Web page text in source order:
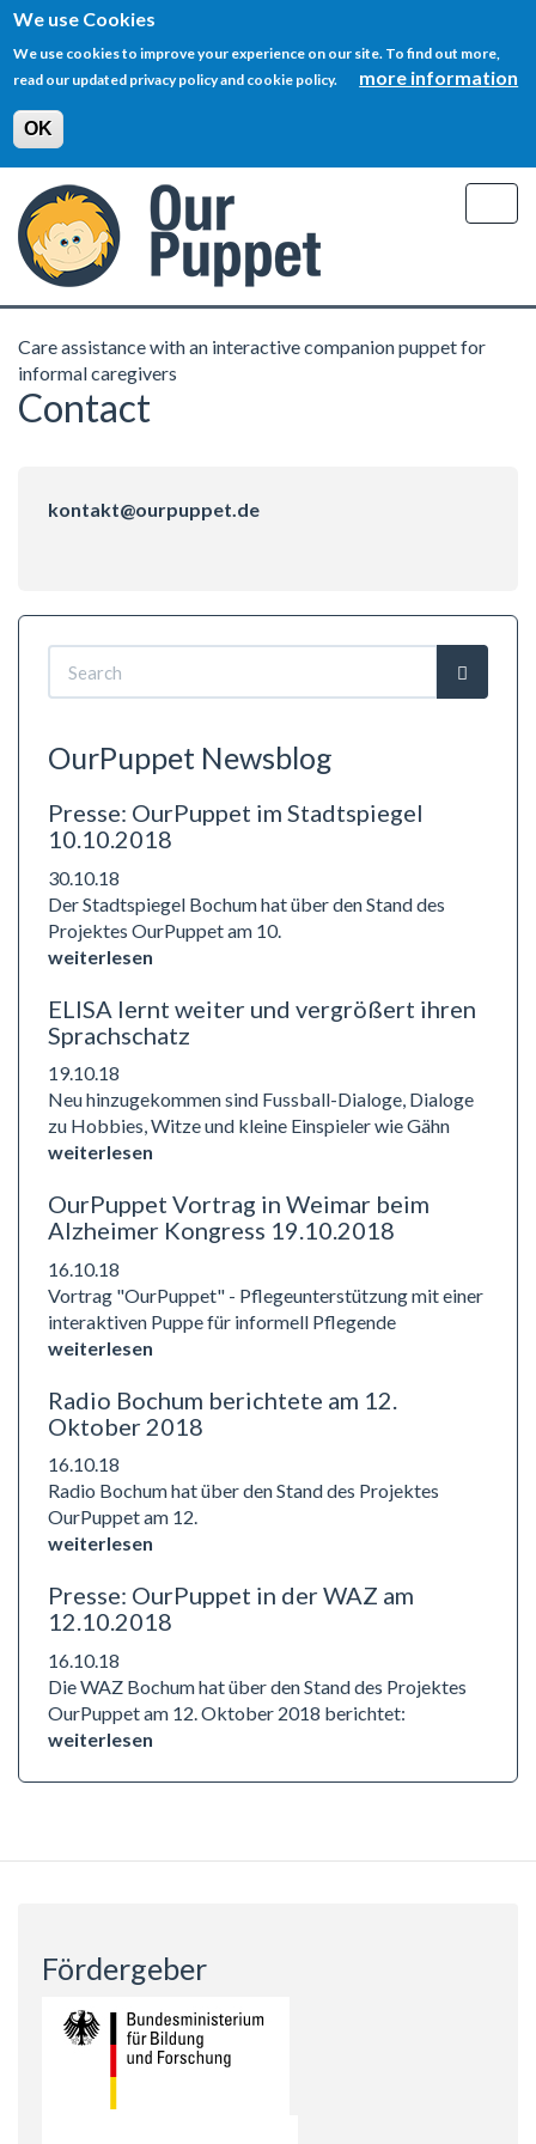
We use Cookies
We use cookies to improve your experience on our site. To find out more,
read our updated privacy policy and cookie policy.
more information
OK
main
content
Care assistance with an interactive companion puppet for
informal caregivers
Contact
kontakt@ourpuppet.de
Search
form
OurPuppet Newsblog
Presse: OurPuppet im Stadtspiegel
10.10.2018
30.10.18
Der Stadtspiegel Bochum hat über den Stand des
Projektes OurPuppet am 10.
weiterlesen
ELISA lernt weiter und vergrößert ihren
Sprachschatz
19.10.18
Neu hinzugekommen sind Fussball-Dialoge, Dialoge
zu Hobbies, Witze und kleine Einspieler wie Gähn
weiterlesen
OurPuppet Vortrag in Weimar beim
Alzheimer Kongress 19.10.2018
16.10.18
Vortrag "OurPuppet" - Pflegeunterstützung mit einer
interaktiven Puppe für informell Pflegende
weiterlesen
Radio Bochum berichtete am 12.
Oktober 2018
16.10.18
Radio Bochum hat über den Stand des Projektes
OurPuppet am 12.
weiterlesen
Presse: OurPuppet in der WAZ am
12.10.2018
16.10.18
Die WAZ Bochum hat über den Stand des Projektes
OurPuppet am 12. Oktober 2018 berichtet:
weiterlesen
Fördergeber